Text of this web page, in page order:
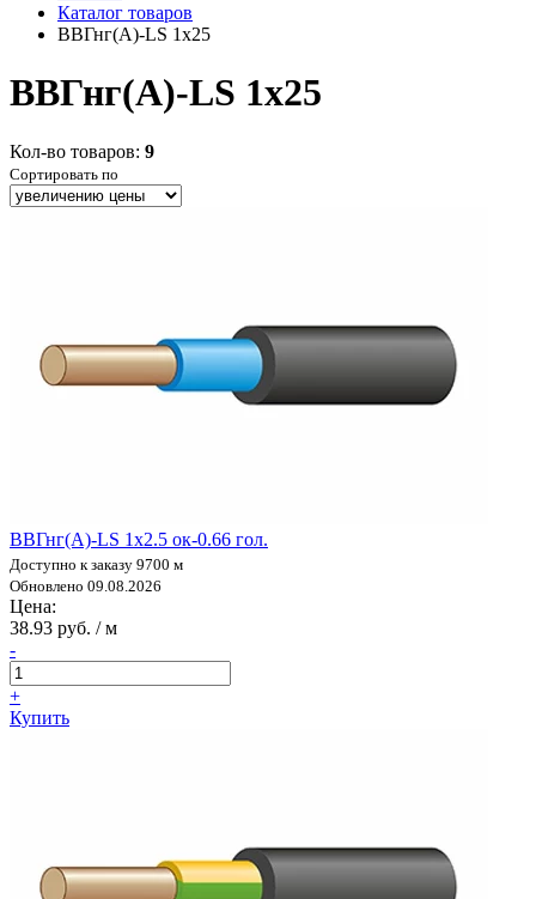
Каталог товаров
ВВГнг(А)-LS 1x25
ВВГнг(А)-LS 1x25
Кол-во товаров: 9
Сортировать по
ВВГнг(А)-LS 1х2.5 ок-0.66 гол.
Доступно к заказу 9700 м
Обновлено 09.08.2026
Цена:
38.93 руб. / м
-
+
Купить